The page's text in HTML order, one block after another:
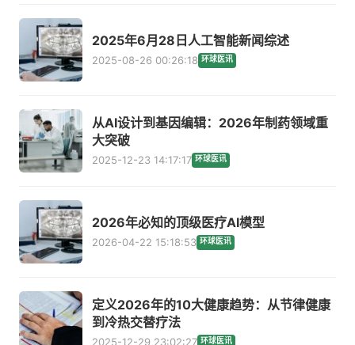
2025年6月28日人工智能新闻综述
2025-08-26 00:26:18 环球医讯
从AI设计到基因编辑：2026年制药领域重
大突破
2025-12-23 14:17:17 环球医讯
2026年必知的顶级医疗AI模型
2026-04-22 15:18:53 环球医讯
定义2026年的10大健康趋势：从节律健康
到冷热交替疗法
2025-12-29 23:02:27 环球医讯